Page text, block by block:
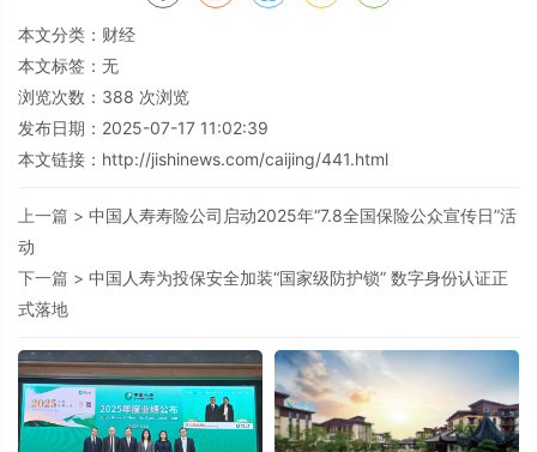
本文分类： 财经
本文标签：无
浏览次数： 388 次浏览
发布日期：2025-07-17 11:02:39
本文链接： http://jishinews.com/caijing/441.html
上一篇 > 中国人寿寿险公司启动2025年“7.8全国保险公众宣传日”活
动
下一篇 > 中国人寿为投保安全加装“国家级防护锁” 数字身份认证正
式落地